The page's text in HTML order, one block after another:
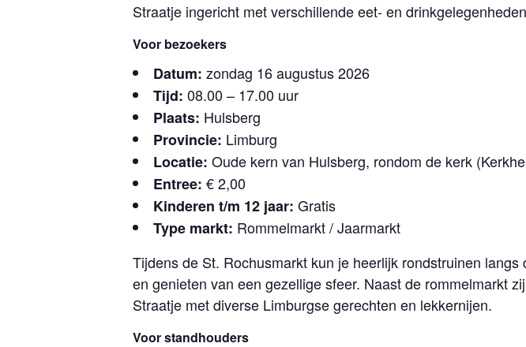
Straatje ingericht met verschillende eet- en
Voor bezoekers
Datum: zondag 16 augustus 2026
Tijd: 08.00 – 17.00 uur
Plaats: Hulsberg
Provincie: Limburg
Locatie: Oude kern van Hulsberg, rondom de kerk
Entree: € 2,00
Kinderen t/m 12 jaar: Gratis
Type markt: Rommelmarkt / Jaarmarkt
Tijdens de St. Rochusmarkt kun je heerlijk rondstruinen
en genieten van een gezellige sfeer. Naast de rommelmarkt
Straatje met diverse Limburgse gerechten en lekkernijen.
Voor standhouders